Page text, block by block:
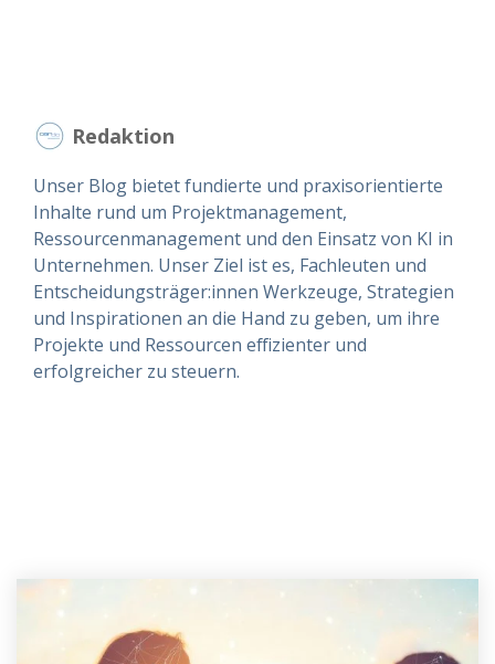
Redaktion
Unser Blog bietet fundierte und praxisorientierte
Inhalte rund um Projektmanagement,
Ressourcenmanagement und den Einsatz von KI in
Unternehmen. Unser Ziel ist es, Fachleuten und
Entscheidungsträger:innen Werkzeuge, Strategien
und Inspirationen an die Hand zu geben, um ihre
Projekte und Ressourcen effizienter und
erfolgreicher zu steuern.